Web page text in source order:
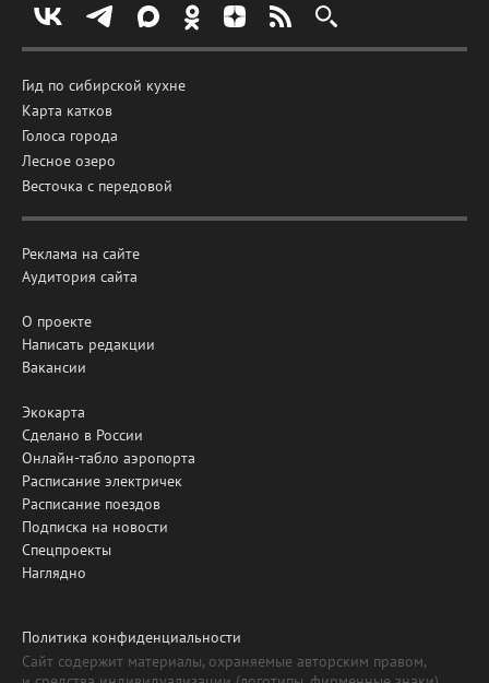
Гид по сибирской кухне
Карта катков
Голоса города
Лесное озеро
Весточка с передовой
Реклама на сайте
Аудитория сайта
О проекте
Написать редакции
Вакансии
Экокарта
Сделано в России
Онлайн-табло аэропорта
Расписание электричек
Расписание поездов
Подписка на новости
Спецпроекты
Наглядно
Политика конфиденциальности
Сайт содержит материалы, охраняемые авторским правом,